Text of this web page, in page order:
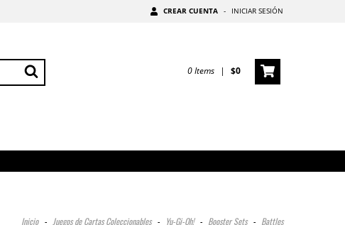
CREAR CUENTA - INICIAR SESIÓN
0Items | $0
Inicio - Juegos de Cartas Coleccionables - Yu-Gi-Oh! - Booster Sets - Battles